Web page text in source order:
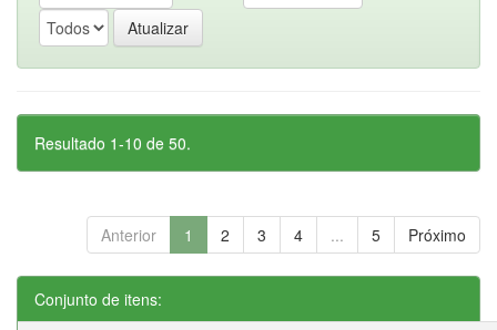
Resultado 1-10 de 50.
Anterior 1 2 3 4 ... 5 Próximo
Conjunto de itens: